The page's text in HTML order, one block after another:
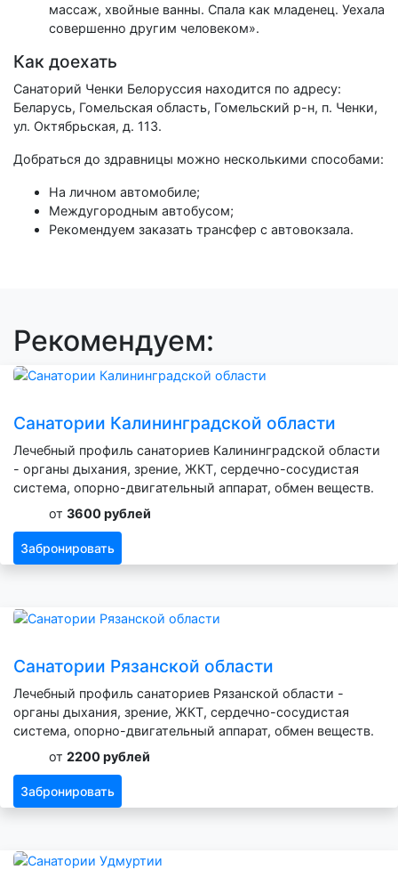
массаж, хвойные ванны. Спала как младенец. Уехала
совершенно другим человеком».
Как доехать
Санаторий Ченки Белоруссия находится по адресу:
Беларусь, Гомельская область, Гомельский р-н, п. Ченки,
ул. Октябрьская, д. 113.
Добраться до здравницы можно несколькими способами:
На личном автомобиле;
Междугородным автобусом;
Рекомендуем заказать трансфер с автовокзала.
Рекомендуем:
Санатории Калининградской области
Лечебный профиль санаториев Калининградской области
- органы дыхания, зрение, ЖКТ, сердечно-сосудистая
система, опорно-двигательный аппарат, обмен веществ.
от 3600 рублей
Забронировать
Санатории Рязанской области
Лечебный профиль санаториев Рязанской области -
органы дыхания, зрение, ЖКТ, сердечно-сосудистая
система, опорно-двигательный аппарат, обмен веществ.
от 2200 рублей
Забронировать